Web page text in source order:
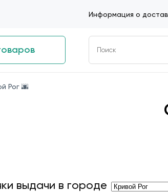
Информация о
Рог 🌆
выдачи в городе